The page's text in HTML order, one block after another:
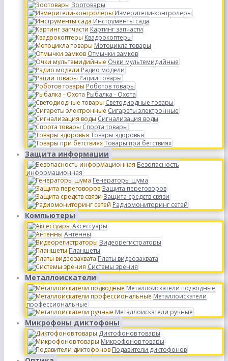
Зоотовары
Измерители-контролеры
Инструменты сада
Картинг запчасти
Квадрокоптеры
Мотоцикла товары
Отмычки замков
Очки мультемидийные
Радио модели
Рации товары
Роботов товары
Рыбалка - Охота
Светодиодные товары
Сигареты электронные
Сигнализация воды
Спорта товары
Товары здоровья
Товары при бетствиях
Защита информации
Безопасность
информационная
Генераторы шума
Защита переговоров
Защита средств связи
Радиомониторинг сетей
Компьютеры
Аксессуары
Антенны
Видеорегистраторы
Планшеты
Платы видеозахвата
Системы зрения
Металлоискатели
Металлоискатели подводные
Металлоискатели
профессиональные
Металлоискатели ручные
Микрофоны диктофоны
Диктофонов товары
Микрофонов товары
Подавители диктофонов